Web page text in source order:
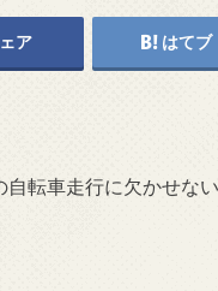
ア はてブ
自転車走行に欠かせな